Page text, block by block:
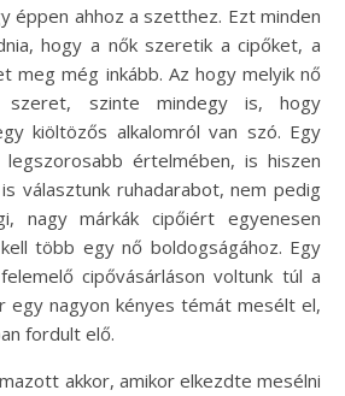
éppen ahhoz a szetthez. Ezt minden
hogy a nők szeretik a cipőket, a
meg még inkább. Az hogy melyik nő
szinte mindegy is, hogy
kiöltözős alkalomról van szó. Egy
értelmében, is hiszen
választunk ruhadarabot, nem pedig
nagy márkák cipőiért egyenesen
több egy nő boldogságához. Egy
cipővásárláson voltunk túl a
egy nagyon kényes témát mesélt el,
fordult elő.
akkor, amikor elkezdte mesélni